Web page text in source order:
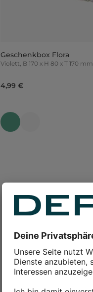
Geschenkbox Flora
Violett, B 170 x H 80 x T 170 mm
4,99 €